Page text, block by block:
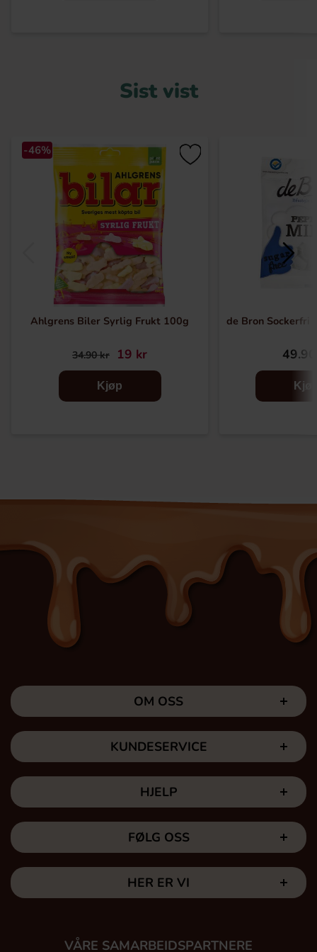
Sist vist
-46%
Ahlgrens Biler Syrlig Frukt 100g
34.90 kr 19 kr
Kjøp
de Bron Sockerfri
OM OSS
KUNDESERVICE
HJELP
FØLG OSS
HER ER VI
VÅRE SAMARBEIDSPARTNERE